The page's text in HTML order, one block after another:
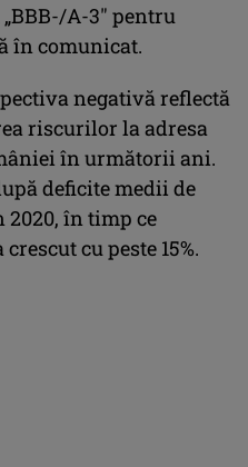
A-3″ pentru
în comunicat.
negativă reflectă
riscurilor la adresa
în următorii ani.
deficite medii de
2020, în timp ce
cu peste 15%.